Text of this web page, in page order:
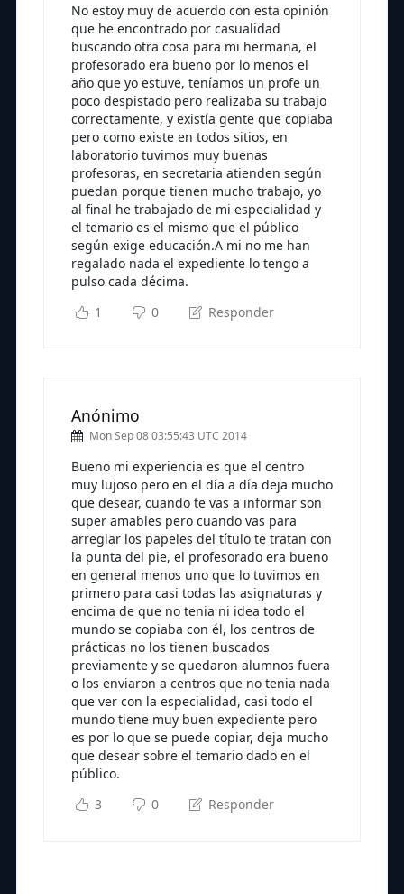
No estoy muy de acuerdo con esta opinión
que he encontrado por casualidad
buscando otra cosa para mi hermana, el
profesorado era bueno por lo menos el
año que yo estuve, teníamos un profe un
poco despistado pero realizaba su trabajo
correctamente, y existía gente que copiaba
pero como existe en todos sitios, en
laboratorio tuvimos muy buenas
profesoras, en secretaria atienden según
puedan porque tienen mucho trabajo, yo
al final he trabajado de mi especialidad y
el temario es el mismo que el público
según exige educación.A mi no me han
regalado nada el expediente lo tengo a
pulso cada décima.
1
0 Responder
Anónimo
Mon Sep 08 03:55:43 UTC 2014
Bueno mi experiencia es que el centro
muy lujoso pero en el día a día deja mucho
que desear, cuando te vas a informar son
super amables pero cuando vas para
arreglar los papeles del título te tratan con
la punta del pie, el profesorado era bueno
en general menos uno que lo tuvimos en
primero para casi todas las asignaturas y
encima de que no tenia ni idea todo el
mundo se copiaba con él, los centros de
prácticas no los tienen buscados
previamente y se quedaron alumnos fuera
o los enviaron a centros que no tenia nada
que ver con la especialidad, casi todo el
mundo tiene muy buen expediente pero
es por lo que se puede copiar, deja mucho
que desear sobre el temario dado en el
público.
3
0 Responder